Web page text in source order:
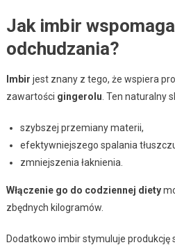
Jak imbir
odchudzania?
Imbir jest znany z tego, że wspiera
zawartości gingerolu . Ten naturalny
szybszej przemiany materii,
efektywniejszego spalania
zmniejszenia łaknienia.
Włączenie go do codziennej diety
zbędnych kilogramów.
Dodatkowo imbir stymuluje produkcję